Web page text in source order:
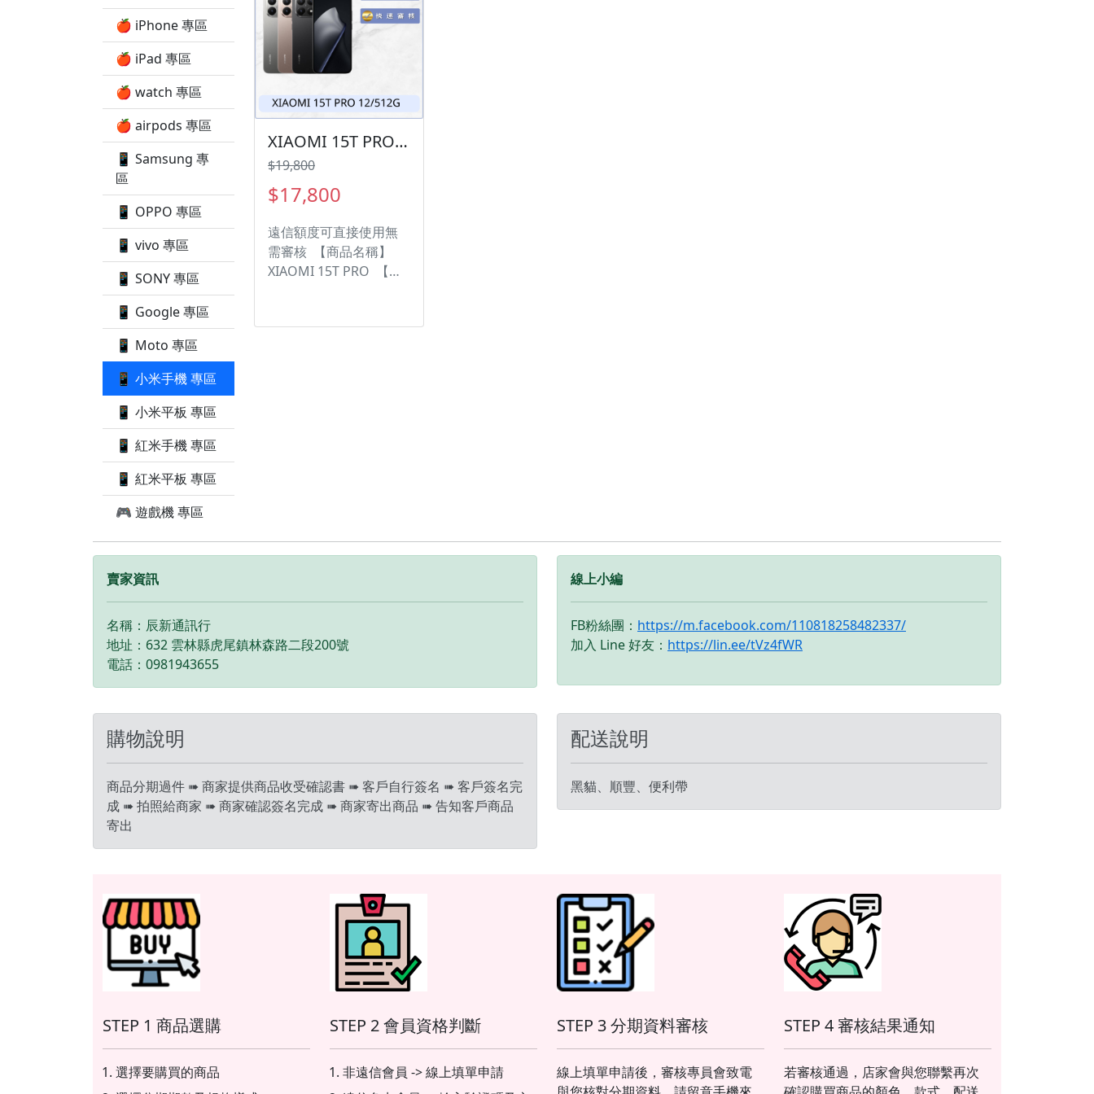
🍎 iPhone 專區
🍎 iPad 專區
🍎 watch 專區
🍎 airpods 專區
📱 Samsung 專
區
📱 OPPO 專區
📱 vivo 專區
📱 SONY 專區
📱 Google 專區
📱 Moto 專區
📱 小米手機 專區
📱 小米平板 專區
📱 紅米手機 專區
📱 紅米平板 專區
🎮 遊戲機 專區
XIAOMI 15T PRO 12/512G 現貨供應中 過件率💯「輕鬆分期📱➡️！」「買3C不用愁😊，分期付款輕鬆購💰」
$19,800
$17,800
遠信額度可直接使用無
需審核 【商品名稱】
XIAOMI 15T PRO 【容
題都歡迎洽群官方
審核進度 LINE
鎮林森路二段200號 電
12年店家 GOOGLE 評價
賣家資訊
名稱：辰新通訊行
地址：632 雲林縣虎尾鎮林森路二段200號
電話：0981943655
線上小編
FB粉絲團： https://m.facebook.com/110818258482337/
加入 Line 好友： https://lin.ee/tVz4fWR
購物說明
商品分期過件 ➠ 商家提供商品收受確認書 ➠ 客戶自行簽名 ➠ 客戶簽名完
成 ➠ 拍照給商家 ➠ 商家確認簽名完成 ➠ 商家寄出商品 ➠ 告知客戶商品
寄出
配送說明
黑貓、順豐、便利帶
STEP 1 商品選購
選擇要購買的商品
STEP 2 會員資格判斷
非遠信會員 -> 線上填單申請
STEP 3 分期資料審核
線上填單申請後，審核專員會致電
STEP 4 審核結果通知
若審核通過，店家會與您聯繫再次